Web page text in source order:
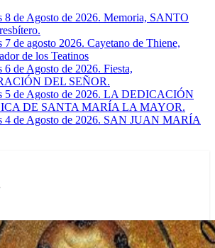
8 de Agosto de 2026. Memoria, SANTO
7 de agosto 2026. Cayetano de Thiene,
de los Teatinos
6 de Agosto de 2026. Fiesta,
DEL SEÑOR.
5 de Agosto de 2026. LA DEDICACIÓN
DE SANTA MARÍA LA MAYOR.
4 de Agosto de 2026. SAN JUAN MARÍA